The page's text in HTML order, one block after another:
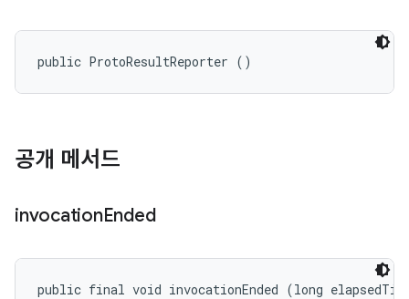
public ProtoResultReporter ()
공개 메서드
invocationEnded
public final void invocationEnded (long